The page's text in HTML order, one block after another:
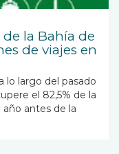
la Bahía de
de viajes en
lo largo del pasado
el 82,5% de la
antes de la